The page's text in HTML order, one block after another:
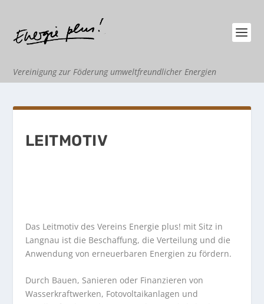
Vereinigung zur Föderung umweltfreundlicher Energien
LEITMOTIV
Das Leitmotiv des Vereins Energie plus! mit Sitz in
Langnau ist die Beschaffung, die Verteilung und die
Anwendung von erneuerbaren Energien zu fördern.
Durch Bauen, Sanieren oder Finanzieren von
Wasserkraftwerken, Fotovoltaikanlagen und